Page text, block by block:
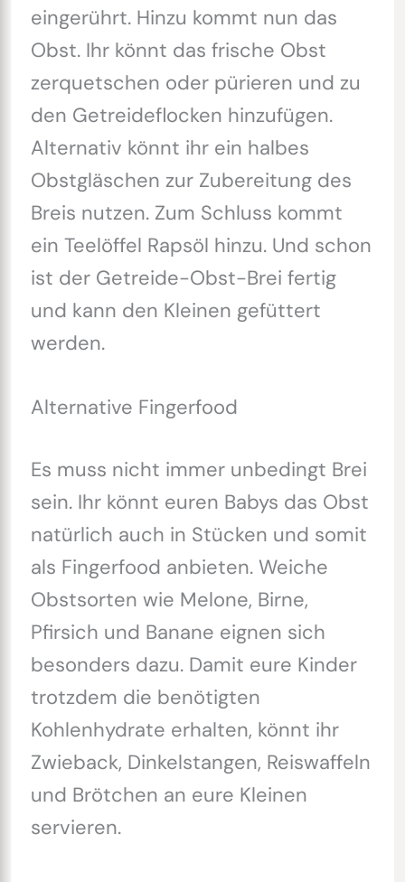
eingerührt. Hinzu kommt nun das
Obst. Ihr könnt das frische Obst
zerquetschen oder pürieren und zu
den Getreideflocken hinzufügen.
Alternativ könnt ihr ein halbes
Obstgläschen zur Zubereitung des
Breis nutzen. Zum Schluss kommt
ein Teelöffel Rapsöl hinzu. Und schon
ist der Getreide-Obst-Brei fertig
und kann den Kleinen gefüttert
werden.
Alternative Fingerfood
Es muss nicht immer unbedingt Brei
sein. Ihr könnt euren Babys das Obst
natürlich auch in Stücken und somit
als Fingerfood anbieten. Weiche
Obstsorten wie Melone, Birne,
Pfirsich und Banane eignen sich
besonders dazu. Damit eure Kinder
trotzdem die benötigten
Kohlenhydrate erhalten, könnt ihr
Zwieback, Dinkelstangen, Reiswaffeln
und Brötchen an eure Kleinen
servieren.